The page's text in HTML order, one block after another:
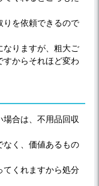
りを依頼できるので
なりますが、粗大ご
からそれほど変わ
合は、不用品回収
なく、価値あるもの
てくれますから処分